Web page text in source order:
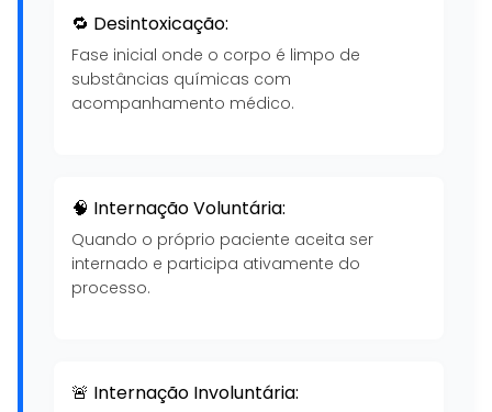
🔁 Desintoxicação:
Fase inicial onde o corpo é limpo de
substâncias químicas com
acompanhamento médico.
🧠 Internação Voluntária:
Quando o próprio paciente aceita ser
internado e participa ativamente do
processo.
🚨 Internação Involuntária: